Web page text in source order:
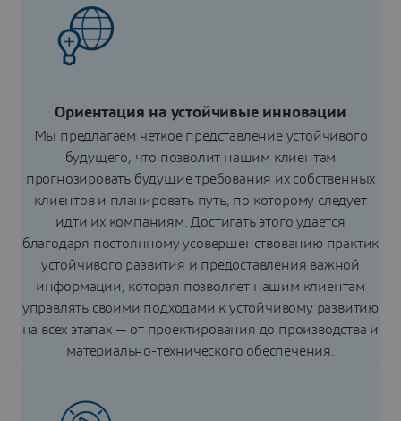
Ориентация на устойчивые инновации
Мы предлагаем четкое представление устойчивого
будущего, что позволит нашим клиентам
прогнозировать будущие требования их собственных
клиентов и планировать путь, по которому следует
идти их компаниям. Достигать этого удается
благодаря постоянному усовершенствованию практик
устойчивого развития и предоставления важной
информации, которая позволяет нашим клиентам
управлять своими подходами к устойчивому развитию
на всех этапах — от проектирования до производства и
материально-технического обеспечения.